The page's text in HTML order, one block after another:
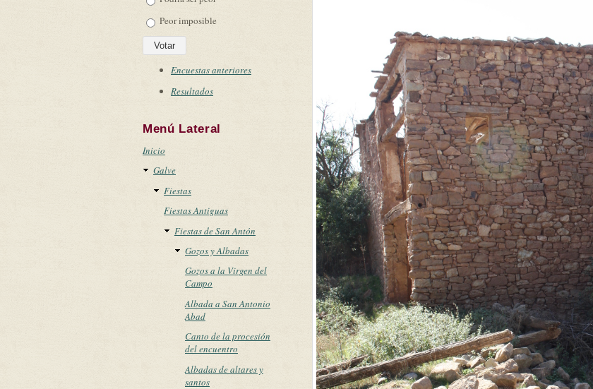
Peor imposible
Encuestas anteriores
Resultados
Menú Lateral
Inicio
Galve
Fiestas
Fiestas Antiguas
Fiestas de San Antón
Gozos y Albadas
Gozos a la Virgen del
Campo
Albada a San Antonio
Abad
Canto de la procesión
del encuentro
Albadas de altares y
santos